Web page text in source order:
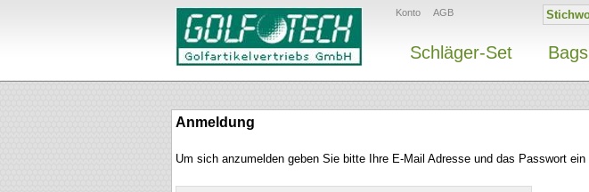
Konto AGB
Schläger-Set Bags
Anmeldung
Um sich anzumelden geben Sie bitte Ihre E-Mail Adresse und das Passwort ein